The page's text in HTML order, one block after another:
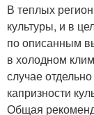
В теплых
культуры, и в
по описанным
в холодном
случае
капризности
Общая